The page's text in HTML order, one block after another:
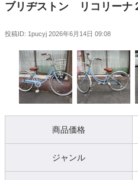
ブリヂストン リコリーナ
投稿ID: 1pucyj 2026年6月14日 09:08
商品価格
ジャンル